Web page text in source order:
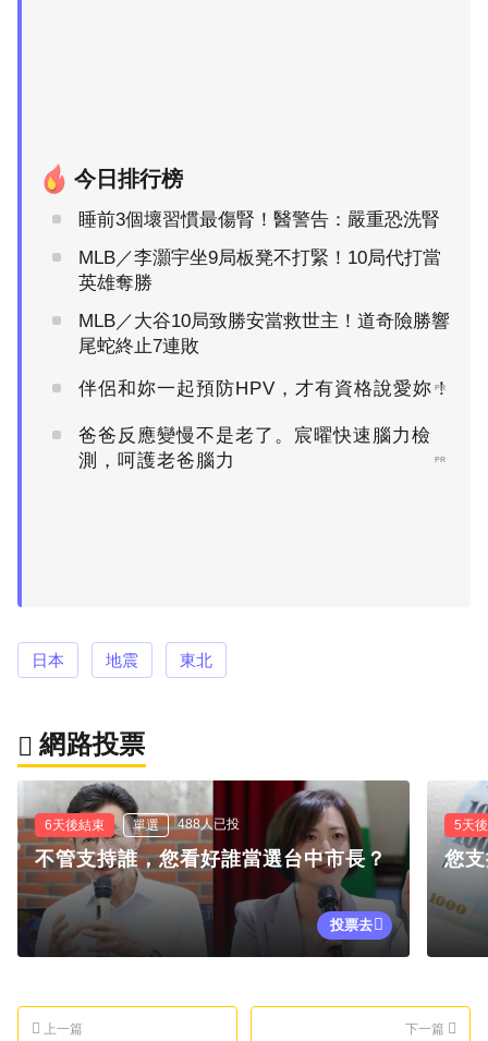
今日排行榜
睡前3個壞習慣最傷腎！醫警告：嚴重恐洗腎
MLB／李灝宇坐9局板凳不打緊！10局代打當
英雄奪勝
MLB／大谷10局致勝安當救世主！道奇險勝響
尾蛇終止7連敗
伴侶和妳一起預防HPV，才有資格說愛妳！
PR
爸爸反應變慢不是老了。宸曜快速腦力檢
測，呵護老爸腦力
PR
日本 地震 東北
網路投票
6天後結束 單選 488人已投
不管支持誰，您看好誰當選台中市長？
投票去
5天
您
上一篇 下一篇